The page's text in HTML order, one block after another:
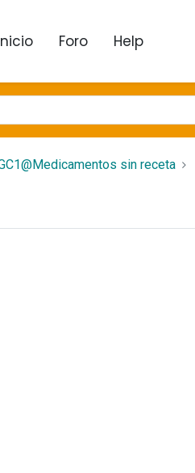
Foro Help
sin receta